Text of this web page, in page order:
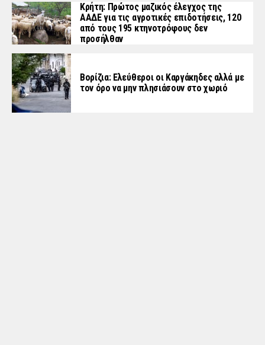
Κρήτη: Πρώτος μαζικός έλεγχος της
ΑΑΔΕ για τις αγροτικές επιδοτήσεις, 120
από τους 195 κτηνοτρόφους δεν
προσήλθαν
Βορίζια: Ελεύθεροι οι Καργάκηδες αλλά με
τον όρο να μην πλησιάσουν στο χωριό